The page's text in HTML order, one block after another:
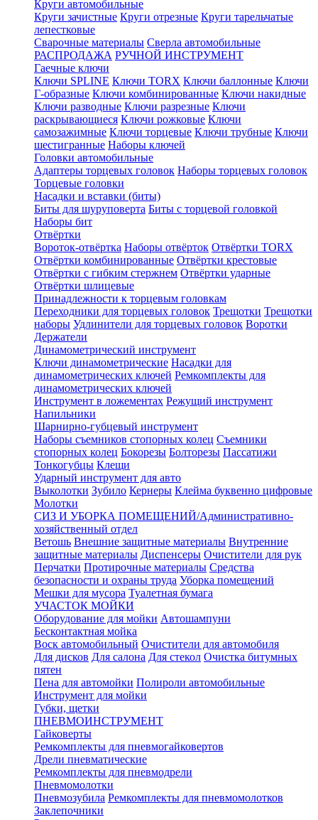
Круги автомобильные
Круги зачистные Круги отрезные Круги тарельчатые
лепестковые
Сварочные материалы Сверла автомобильные
РАСПРОДАЖА РУЧНОЙ ИНСТРУМЕНТ
Гаечные ключи
Ключи SPLINE Ключи TORX Ключи баллонные Ключи
Г-образные Ключи комбинированные Ключи накидные
Ключи разводные Ключи разрезные Ключи
раскрывающиеся Ключи рожковые Ключи
самозажимные Ключи торцевые Ключи трубные Ключи
шестигранные Наборы ключей
Головки автомобильные
Адаптеры торцевых головок Наборы торцевых головок
Торцевые головки
Насадки и вставки (биты)
Биты для шуруповерта Биты с торцевой головкой
Наборы бит
Отвёртки
Вороток-отвёртка Наборы отвёрток Отвёртки TORX
Отвёртки комбинированные Отвёртки крестовые
Отвёртки с гибким стержнем Отвёртки ударные
Отвёртки шлицевые
Принадлежности к торцевым головкам
Переходники для торцевых головок Трещотки Трещотки
наборы Удлинители для торцевых головок Воротки
Держатели
Динамометрический инструмент
Ключи динамометрические Насадки для
динамометрических ключей Ремкомплекты для
динамометрических ключей
Инструмент в ложементах Режущий инструмент
Напильники
Шарнирно-губцевый инструмент
Наборы съемников стопорных колец Съемники
стопорных колец Бокорезы Болторезы Пассатижи
Тонкогубцы Клещи
Ударный инструмент для авто
Выколотки Зубило Кернеры Клейма буквенно цифровые
Молотки
СИЗ И УБОРКА ПОМЕЩЕНИЙ/Административно-
хозяйственный отдел
Ветошь Внешние защитные материалы Внутренние
защитные материалы Диспенсеры Очистители для рук
Перчатки Протирочные материалы Средства
безопасности и охраны труда Уборка помещений
Мешки для мусора Туалетная бумага
УЧАСТОК МОЙКИ
Оборудование для мойки Автошампуни
Бесконтактная мойка
Воск автомобильный Очистители для автомобиля
Для дисков Для салона Для стекол Очистка битумных
пятен
Пена для автомойки Полироли автомобильные
Инструмент для мойки
Губки, щетки
ПНЕВМОИНСТРУМЕНТ
Гайковерты
Ремкомплекты для пневмогайковертов
Дрели пневматические
Ремкомплекты для пневмодрели
Пневмомолотки
Пневмозубила Ремкомплекты для пневмомолотков
Заклепочники